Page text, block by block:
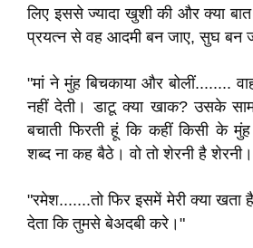
लिए इससे ज्यादा खुशी की और क्या
प्रयत्न से वह आदमी बन जाए, सुघ बन
"मां ने मुंह बिचकाया और बोलीं........
नहीं देती। डाटू क्या खाक? उसके
बचाती फिरती हूं कि कहीं किसी के
शब्द ना कह बैठे। वो तो शेरनी है
"रमेश.......तो फिर इसमें मेरी क्या खता
देता कि तुमसे बेअदबी करे।"